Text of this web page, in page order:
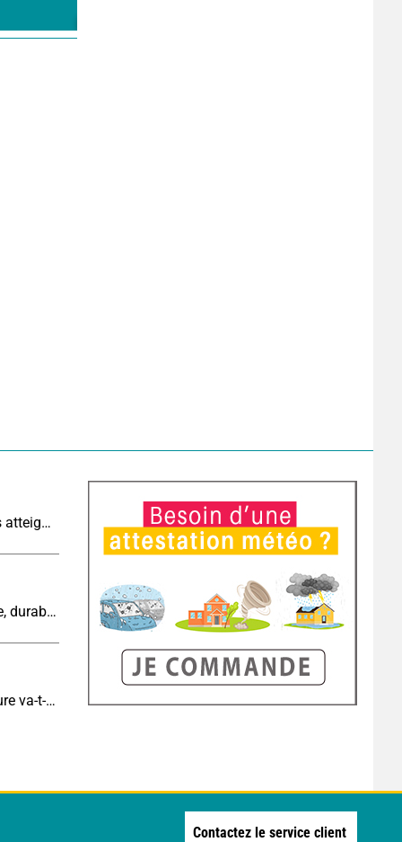
Sécheresse historique : les cours d'eau français atteignent un niveau critique
Cinquième canicule de l’été : un épisode intense, durable et étendu la semaine prochaine
Eclipse J-6 : de combien de degrés la température va-t-elle chuter pendant l'éclipse du 12 août ?
Contactez le service client